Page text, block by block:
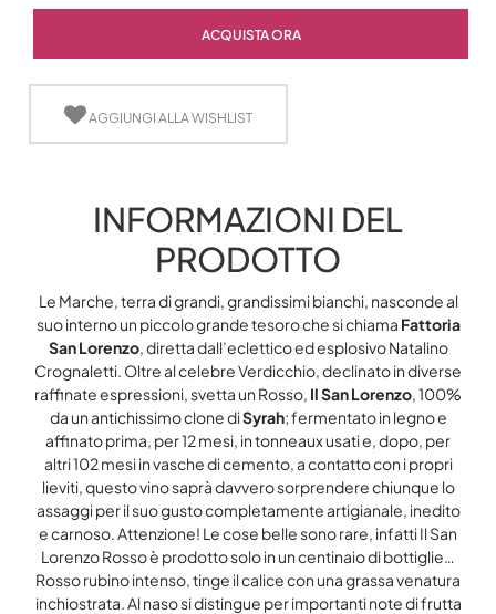
ACQUISTA ORA
AGGIUNGI ALLA WISHLIST
INFORMAZIONI DEL
PRODOTTO
Le Marche, terra di grandi, grandissimi bianchi, nasconde al
suo interno un piccolo grande tesoro che si chiama Fattoria
San Lorenzo, diretta dall’eclettico ed esplosivo Natalino
Crognaletti. Oltre al celebre Verdicchio, declinato in diverse
raffinate espressioni, svetta un Rosso, Il San Lorenzo, 100%
da un antichissimo clone diSyrah; fermentato in legno e
affinato prima, per 12 mesi, in tonneaux usati e, dopo, per
altri 102 mesi in vasche di cemento, a contatto con i propri
lieviti, questo vino saprà davvero sorprendere chiunque lo
assaggi per il suo gusto completamente artigianale, inedito
e carnoso. Attenzione! Le cose belle sono rare, infatti Il San
Lorenzo Rosso è prodotto solo in un centinaio di bottiglie…
Rosso rubino intenso, tinge il calice con una grassa venatura
inchiostrata. Al naso si distingue per importanti note di frutta